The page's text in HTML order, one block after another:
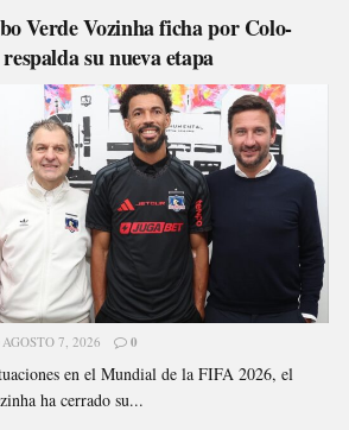
Verde Vozinha ficha por Colo-
su nueva etapa
AGOSTO 7, 2026 0
en el Mundial de la FIFA 2026, el
ha cerrado su...